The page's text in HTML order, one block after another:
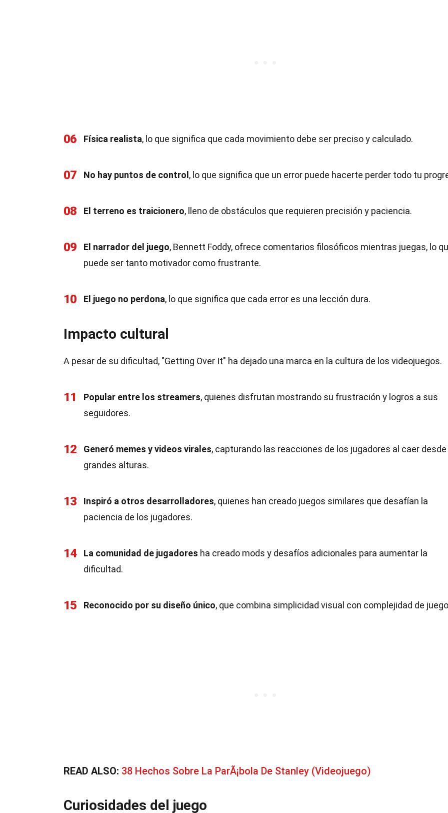
06 Física realista, lo que significa que cada movimiento debe ser preciso y calculado.
07 No hay puntos de control , lo que significa que un error puede hacerte perder todo tu
08 El terreno es traicionero, lleno de obstáculos que requieren precisión y paciencia.
09 El narrador del juego, Bennett Foddy, ofrece comentarios filosóficos mientras juegas, lo
puede ser tanto motivador como frustrante.
10 El juego no perdona, lo que significa que cada error es una lección dura.
Impacto cultural
A pesar de su dificultad, "Getting Over It" ha dejado una marca en la cultura de los videojuegos.
11 Popular entre los streamers, quienes disfrutan mostrando su frustración y logros a sus
seguidores.
12 Generó memes y videos virales, capturando las reacciones de los jugadores al caer desde
grandes alturas.
13 Inspiró a otros desarrolladores, quienes han creado juegos similares que desafían la
paciencia de los jugadores.
14 La comunidad de jugadores ha creado mods y desafíos adicionales para aumentar la
dificultad.
15 Reconocido por su diseño único, que combina simplicidad visual con complejidad de
READ ALSO: 38 Hechos Sobre La ParÃ¡bola De Stanley (Videojuego)
Curiosidades del juego